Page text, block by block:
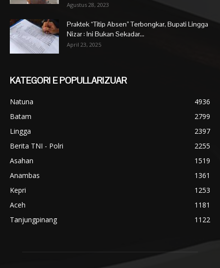
Agustus 28, 2023
Praktek “Titip Absen” Terbongkar, Bupati Lingga
Nizar : Ini Bukan Sekadar...
April 23, 2025
KATEGORI E POPULLARIZUAR
Natuna
4936
Batam
2799
Lingga
2397
Berita TNI - Polri
2255
Asahan
1519
Anambas
1361
Kepri
1253
Aceh
1181
Tanjungpinang
1122